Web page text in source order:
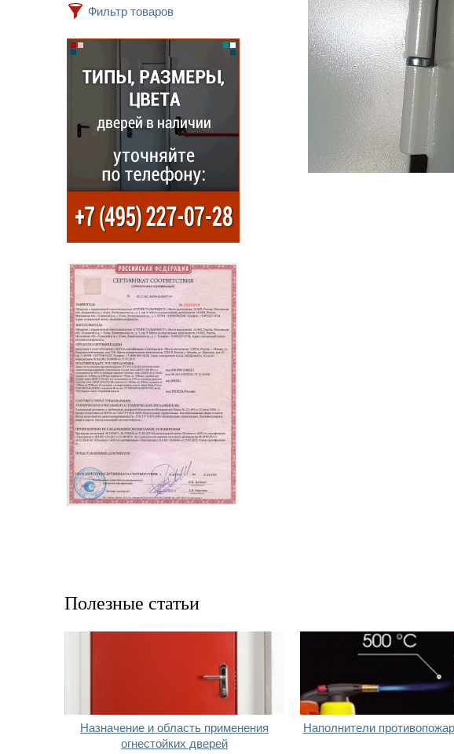
Фильтр товаров
Полезные статьи
Назначение и область применения
огнестойких дверей
Наполнители